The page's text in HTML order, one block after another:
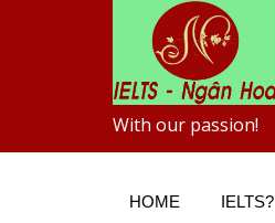
With our passion!
HOME IELTS?